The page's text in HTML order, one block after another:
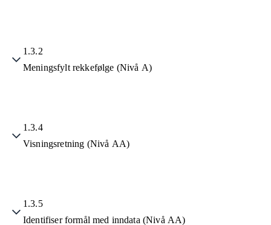
1.3.2
Meningsfylt rekkefølge (Nivå A)
1.3.4
Visningsretning (Nivå AA)
1.3.5
Identifiser formål med inndata (Nivå AA)